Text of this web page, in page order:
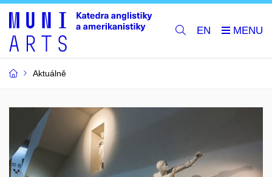
EN
Aktuálně